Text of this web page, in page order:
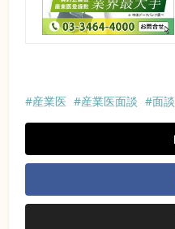
産業医 産業医面談 面談